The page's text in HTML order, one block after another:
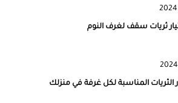
الثريات المناسبة لكل غرفة في منزلك